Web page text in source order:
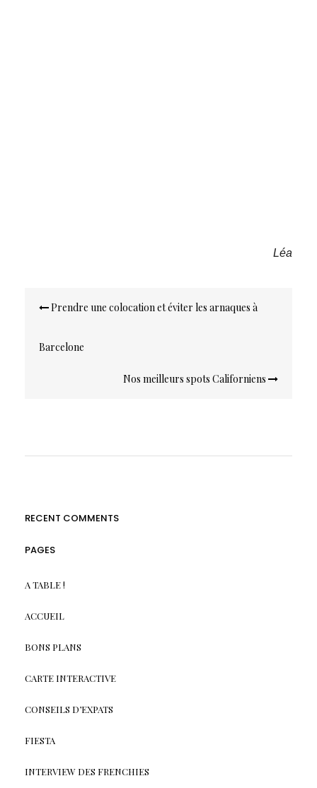
Léa
Navigation
de Prendre une colocation et éviter les arnaques à
Barcelone
Nos meilleurs spots Californiens
RECENT COMMENTS
PAGES
A TABLE !
ACCUEIL
BONS PLANS
CARTE INTERACTIVE
CONSEILS D’EXPATS
FIESTA
INTERVIEW DES FRENCHIES